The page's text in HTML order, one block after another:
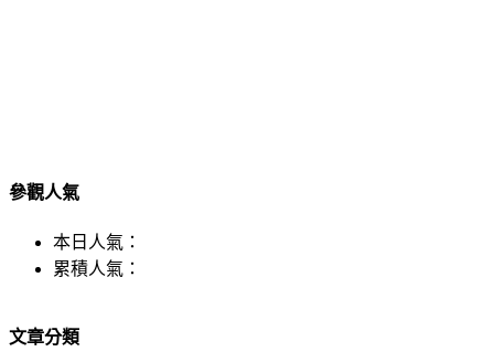
參觀人氣
本日人氣：
累積人氣：
文章分類